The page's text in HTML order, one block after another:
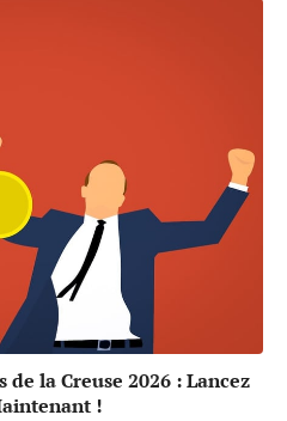
la Creuse 2026 : Lancez
!